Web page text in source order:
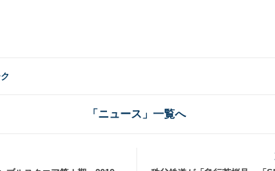
「ニュース」一覧へ